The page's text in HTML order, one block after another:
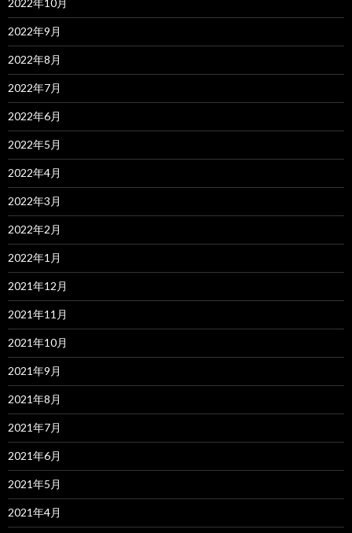
2022年10月
2022年9月
2022年8月
2022年7月
2022年6月
2022年5月
2022年4月
2022年3月
2022年2月
2022年1月
2021年12月
2021年11月
2021年10月
2021年9月
2021年8月
2021年7月
2021年6月
2021年5月
2021年4月